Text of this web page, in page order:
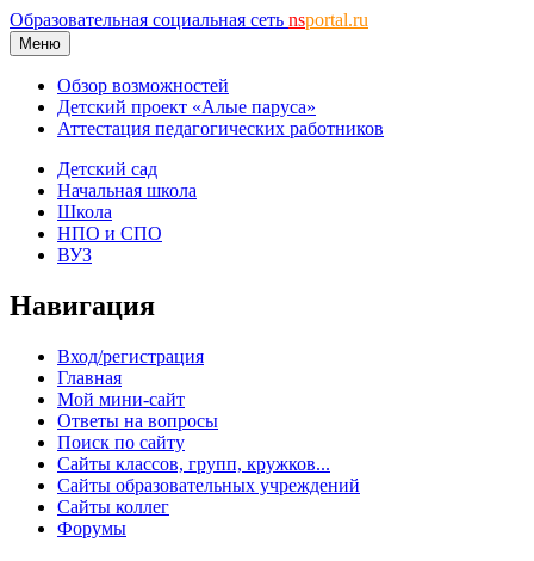
Образовательная социальная сеть nsportal.ru
Меню
Обзор возможностей
Детский проект «Алые паруса»
Аттестация педагогических работников
Детский сад
Начальная школа
Школа
НПО и СПО
ВУЗ
Навигация
Вход/регистрация
Главная
Мой мини-сайт
Ответы на вопросы
Поиск по сайту
Сайты классов, групп, кружков...
Сайты образовательных учреждений
Сайты коллег
Форумы